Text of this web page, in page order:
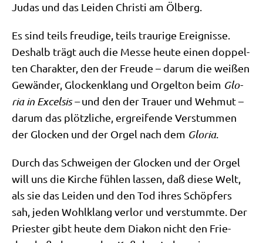
Judas und das Lei­den Chri­sti am Ölberg.
Es sind teils freu­di­ge, teils trau­ri­ge Ereig­nis­se.
Des­halb trägt auch die Mes­se heu­te einen dop­pel­
ten Cha­rak­ter, den der Freu­de – dar­um die wei­ßen
Gewän­der, Glocken­klang und Orgel­ton beim Glo­
ria in Excel­sis –und den der Trau­er und Weh­mut –
dar­um das plötz­li­che, ergrei­fen­de Ver­stum­men
der Glocken und der Orgel nach dem Glo­ria.
Durch das Schwei­gen der Glocken und der Orgel
will uns die Kir­che füh­len las­sen, daß die­se Welt,
als sie das Lei­den und den Tod ihres Schöp­fers
sah, jeden Wohl­klang ver­lor und ver­stumm­te. Der
Prie­ster gibt heu­te dem Dia­kon nicht den Frie­